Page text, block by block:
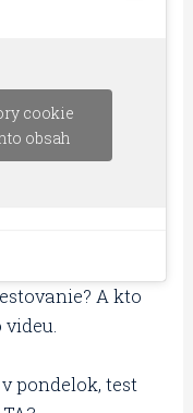
cookie
obsah
A kto
pondelok, test